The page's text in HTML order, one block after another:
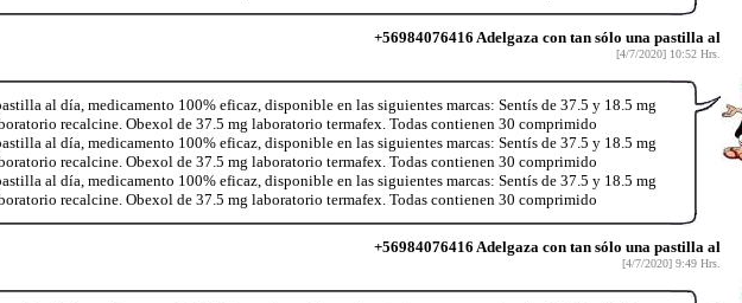
+56984076416 Adelgaza con tan sólo una pastilla al
[4/7/2020] 10:52 Hrs.
al día, medicamento 100% eficaz, disponible en las siguientes marcas: Sentís de 37.5 y 18.5 mg
recalcine. Obexol de 37.5 mg laboratorio termafex. Todas contienen 30 comprimido
al día, medicamento 100% eficaz, disponible en las siguientes marcas: Sentís de 37.5 y 18.5 mg
recalcine. Obexol de 37.5 mg laboratorio termafex. Todas contienen 30 comprimido
al día, medicamento 100% eficaz, disponible en las siguientes marcas: Sentís de 37.5 y 18.5 mg
recalcine. Obexol de 37.5 mg laboratorio termafex. Todas contienen 30 comprimido
+56984076416 Adelgaza con tan sólo una pastilla al
[4/7/2020] 9:49 Hrs.